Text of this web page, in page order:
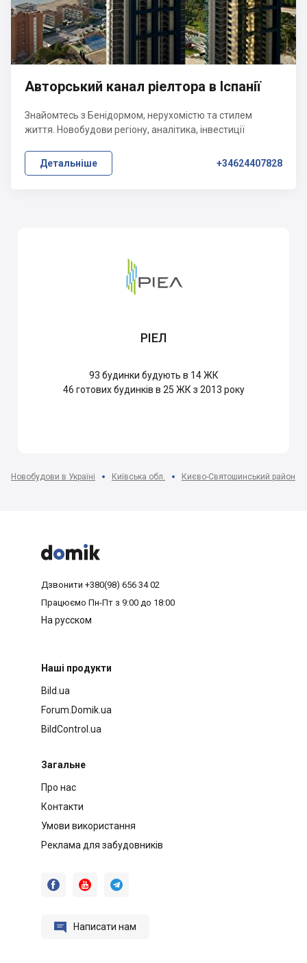
Авторський канал ріелтора в Іспанії
Знайомтесь з Бенідормом, нерухомістю та стилем
життя. Новобудови регіону, аналітика, інвестиції
Детальніше +34624407828
РІЕЛ
93 будинки будують в 14 ЖК
46 готових будинків в 25 ЖК з 2013 року
Новобудови в Україні Київська обл. Києво-Святошинський район



Дзвонити +380(98) 656 34 02
Працюємо Пн-Пт з 9:00 до 18:00
На русском
Наші продукти
Bild.ua
Forum.Domik.ua
BildControl.ua
Загальне
Про нас
Контакти
Умови використання
Реклама для забудовників
  
 Написати нам